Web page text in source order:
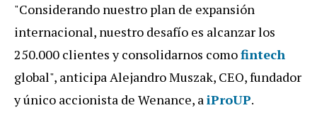
"Considerando nuestro plan de expansión
internacional, nuestro desafío es alcanzar los
250.000 clientes y consolidarnos comofintech
global", anticipa Alejandro Muszak, CEO, fundador
y único accionista de Wenance, aiProUP.